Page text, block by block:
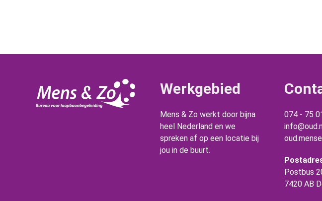
Werkgebied
Mens & Zo werkt door bijna
heel Nederland en we
spreken af op een locatie bij
jou in de buurt.
074 - 75
Postbus
7420 AB